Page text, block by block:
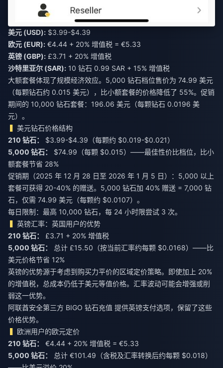
美元 (USD): $3.99-$4.39
欧元 (EUR): €4.44 + 20% 增值税 = €5.33
英镑 (GBP): £3.71 + 20% 增值税
沙特里亚尔 (SAR): 10 钻石 0.99 SAR + 15% 增值税
大额套餐体现了规模经济效应。5,000 钻石档位售价为 74.99 美元
（每颗钻石约 0.015 美元），比小额套餐的价格降低了 55%。促销
期间的 10,000 钻石套餐：196.06 美元（每颗钻石 0.0196 美
元）。
美元钻石价格结构
210 钻石：
5,000 钻石：
$74.99（每颗 $0.015）——最佳性价比档位，比小
额套餐节省 28%
促销期（2025 年 12 月 28 日至 2026 年 1 月 5 日）：5,000 以上
套餐可获得 20-40% 的赠送。5,000 钻石加 40% 赠送 = 7,000 钻
石，仅需 74.99 美元（每颗约 $0.0107）。
每日限制：最高 10,000 钻石，每 24 小时限尝试 3 次。
英镑汇率：英国用户的优势
210 钻石：
5,000 钻石：
总计 £15.50（按当前汇率约每颗 $0.0168）——比
美元价格节省 12%
英镑的优势源于考虑到购买力平价的区域定价策略。即使加上 20%
的增值税，总成本仍低于美元等值价格。汇率波动可能会增强或削
弱这一优势。
阿联酋安全第三方 BIGO 钻石充值 提供英镑支付选项，保留了这些
价格优势。
欧洲用户的欧元定价
210 钻石：
5,000 钻石：
总计 €101.49（含税及汇率转换后约每颗 $0.018）